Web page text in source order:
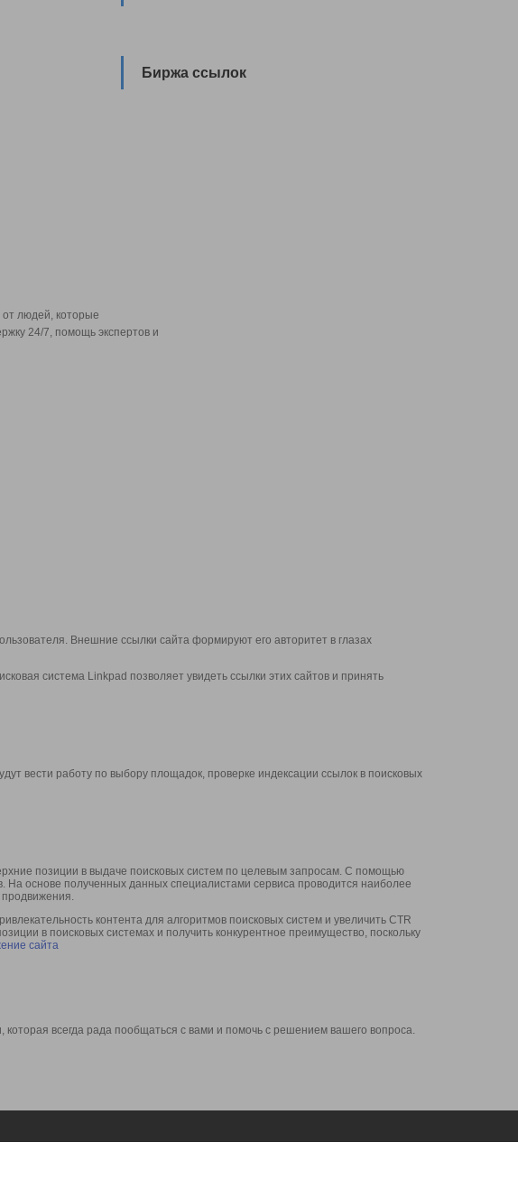
Биржа ссылок
от людей, которые
24/7, помощь экспертов и
Внешние ссылки сайта формируют его авторитет в глазах
система Linkpad позволяет увидеть ссылки этих сайтов и принять
вести работу по выбору площадок, проверке индексации ссылок в поисковых
позиции в выдаче поисковых систем по целевым запросам. С помощью
основе полученных данных специалистами сервиса проводится наиболее
контента для алгоритмов поисковых систем и увеличить CTR
в поисковых системах и получить конкурентное преимущество, поскольку
сайта
всегда рада пообщаться с вами и помочь с решением вашего вопроса.